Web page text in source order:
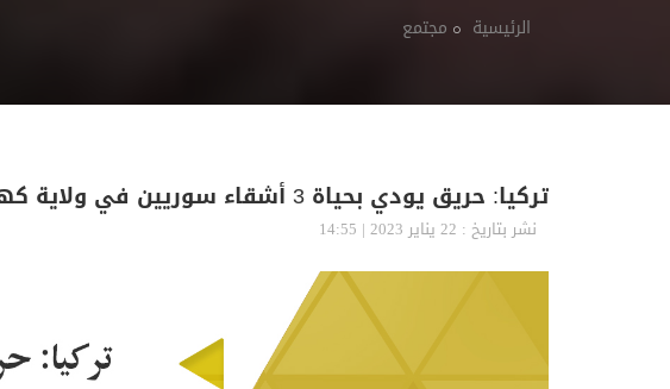
الرئيسية مجتمع
تركيا: حريق يودي بحياة 3 أشقاء سوريين في ولاية كهرمان مرعش
نشر بتاريخ : 22 يناير 2023 | 14:55